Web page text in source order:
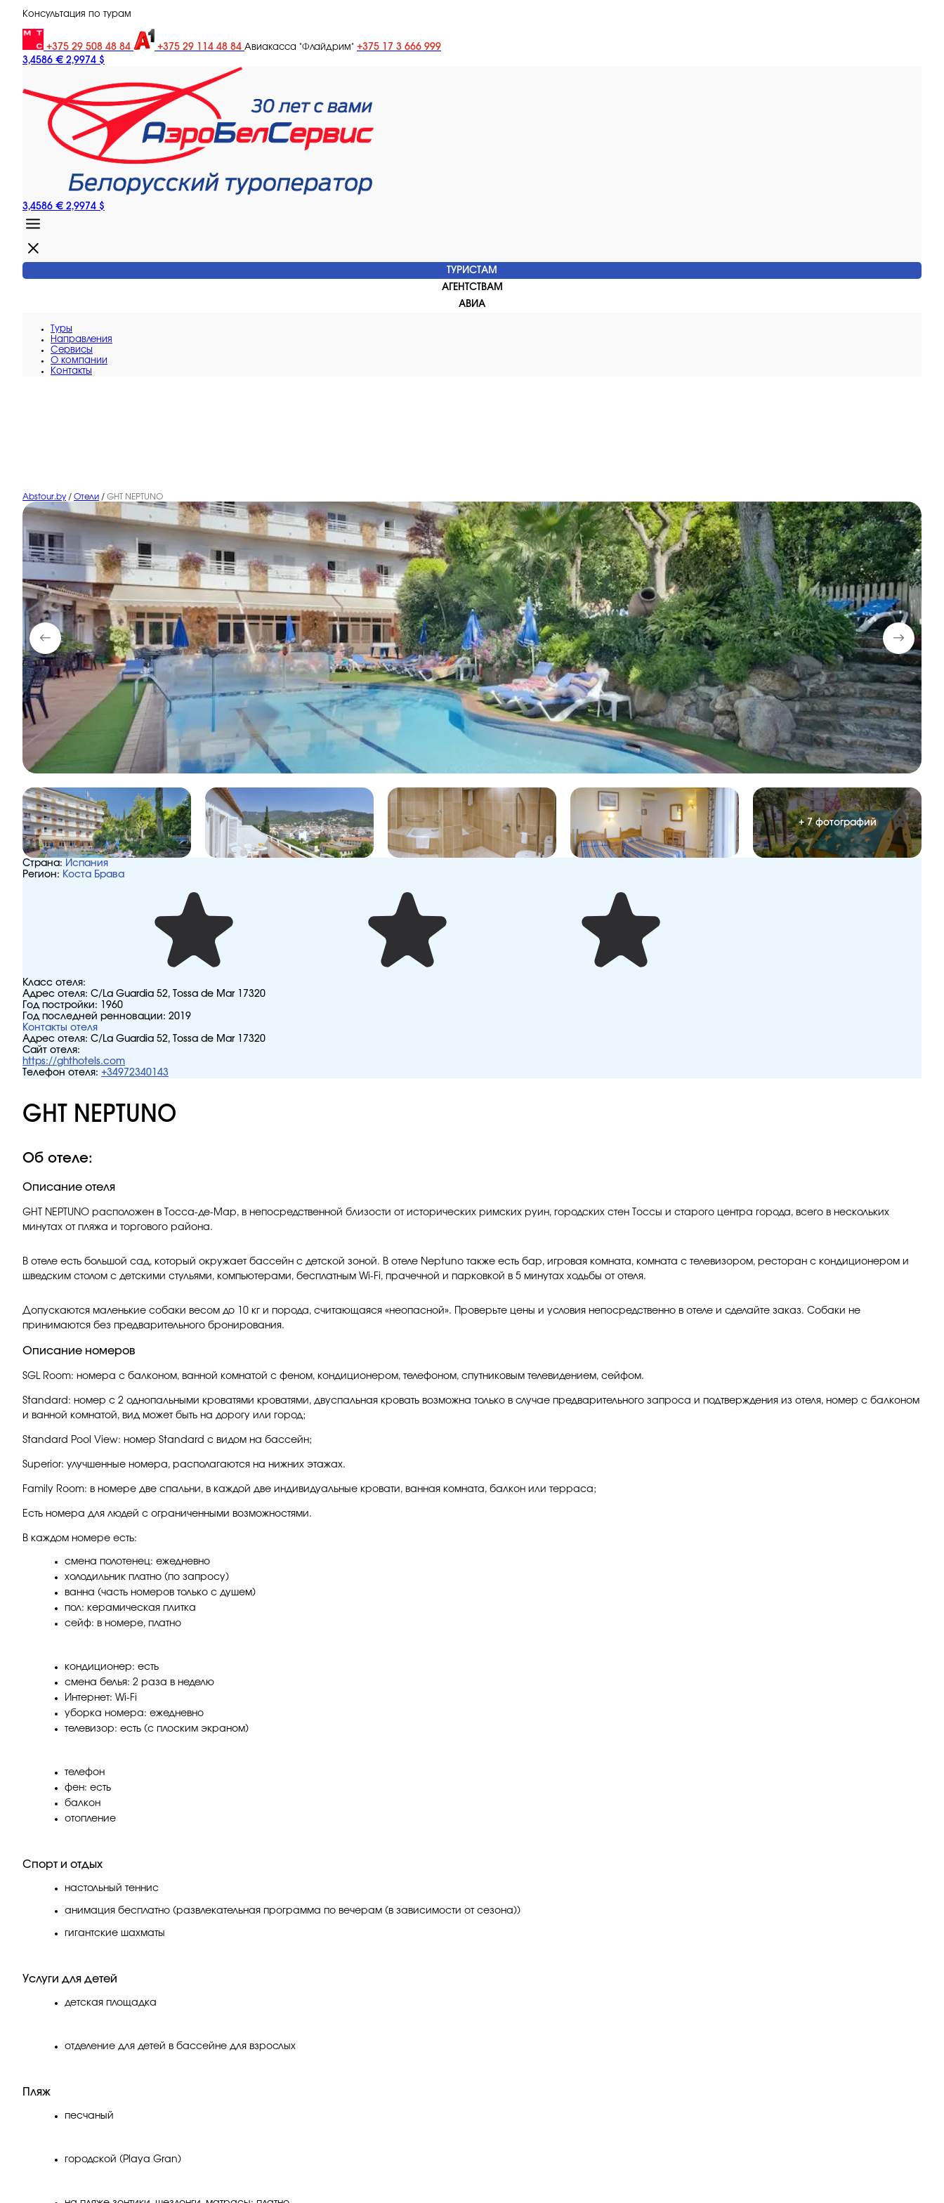
Консультация по турам
+375 29 508 48 84 +375 29 114 48 84 Авиакасса "Флайдрим" +375 17 3 666 999
3,4586 € 2,9974 $
3,4586 € 2,9974 $
ТУРИСТАМ
АГЕНТСТВАМ
АВИА
Туры
Направления
Сервисы
O компании
Контакты
Abstour.by / Отели / GHT NEPTUNO
+ 7 фотографий
Страна: Испания
Регион: Коста Брава
Класс отеля:
Адрес отеля: C/La Guardia 52, Tossa de Mar 17320
Год постройки:
1960
Год последней ренновации: 2019
Контакты отеля
Адрес отеля: C/La Guardia 52, Tossa de Mar 17320
Сайт отеля:
https://ghthotels.com
Телефон отеля: +34972340143
GHT NEPTUNO
Об отеле:
Описание отеля
GHT NEPTUNO расположен в Тосса-де-Мар, в непосредственной близости от исторических римских руин, городских стен Тоссы и старого центра города, всего в нескольких
минутах от пляжа и торгового района.
В отеле есть большой сад, который окружает бассейн с детской зоной. В отеле Neptuno также есть бар, игровая комната, комната с телевизором, ресторан с кондиционером и
шведским столом с детскими стульями, компьютерами, бесплатным Wi-Fi, прачечной и парковкой в ​​5 минутах ходьбы от отеля.
Допускаются маленькие собаки весом до 10 кг и порода, считающаяся «неопасной». Проверьте цены и условия непосредственно в отеле и сделайте заказ. Собаки не
принимаются без предварительного бронирования.
Описание номеров
SGL Room: номера с балконом, ванной комнатой с феном, кондиционером, телефоном, спутниковым телевидением, сейфом.
Standard: номер с 2 однопальными кроватями кроватями, двуспальная кровать возможна только в случае предварительного запроса и подтверждения из отеля, номер с балконом
и ванной комнатой, вид может быть на дорогу или город;
Standard Pool View: номер Standard с видом на бассейн;
Superior: улучшенные номера, располагаются на нижних этажах.
Family Room: в номере две спальни, в каждой две индивидуальные кровати, ванная комната, балкон или терраса;
Есть номера для людей с ограниченными возможностями.
В каждом номере есть:
смена полотенец: ежедневно
холодильник платно (по запросу)
ванна (часть номеров только с душем)
пол: керамическая плитка
сейф: в номере, платно
кондиционер: есть
смена белья: 2 раза в неделю
Интернет: Wi-Fi
уборка номера: ежедневно
телевизор: есть (с плоским экраном)
телефон
фен: есть
балкон
отопление
Спорт и отдых
настольный теннис
анимация бесплатно (развлекательная программа по вечерам (в зависимости от сезона))
гигантские шахматы
Услуги для детей
детская площадка
отделение для детей в бассейне для взрослых
Пляж
песчаный
городской (Playa Gran)